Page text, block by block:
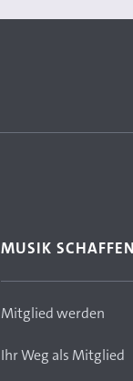
MUSIK SCHAFFEN
Mitglied werden
Ihr Weg als Mitglied